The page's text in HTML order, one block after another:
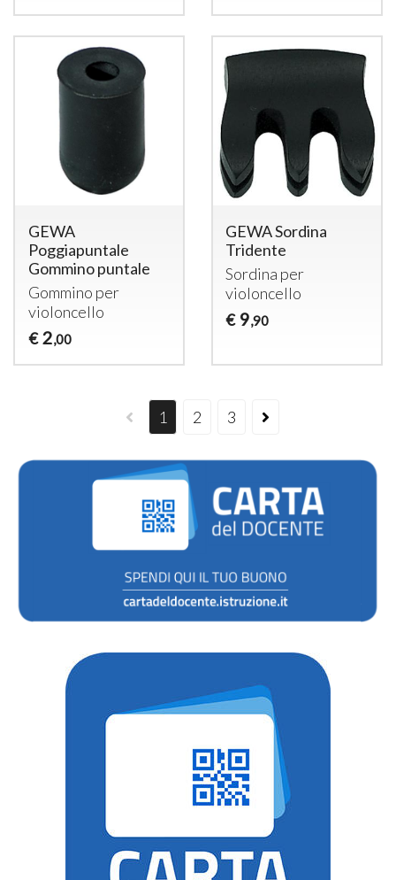
GEWA
Poggiapuntale
Gommino puntale
Gommino per
violoncello
€ 2,00
GEWA Sordina
Tridente
Sordina per
violoncello
€ 9,90
1 2 3